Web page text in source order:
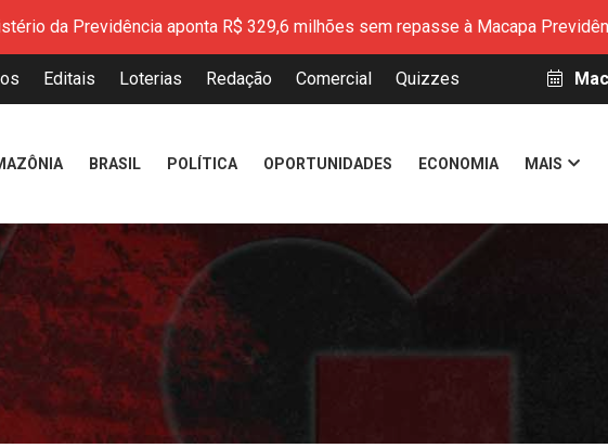
realiza a entrega de mais de 200 CNHs gratuitas pelo programa Habilita
amplia programa Qualifica Amapá com novos cursos técnicos gratuitos e
disputa petróleo, o Brasil pode liderar a era dos combustíveis renováveis
do Amapá reforça cuidado em saúde mental durante atendimentos na Aldeia
da Previdência aponta R$ 329,6 milhões sem repasse à Macapa
realiza a entrega de mais de 200 CNHs gratuitas pelo programa Habilita
amplia programa Qualifica Amapá com novos cursos técnicos gratuitos e
disputa petróleo, o Brasil pode liderar a era dos combustíveis renováveis
apresenta resultados do Índice de Desenvolvimento da Educação Básica
Operação marca avanço na modernização do Porto de Santana
do Amapá reforça cuidado em saúde mental durante atendimentos na Aldeia
Editais Loterias Redação Comercial Quizzes
BRASIL POLÍTICA OPORTUNIDADES ECONOMIA MAIS